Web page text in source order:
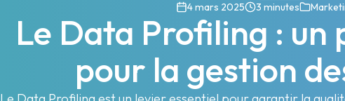
4 mars 2025 3 minutes
Le Data Profiling : un
pour la gestion